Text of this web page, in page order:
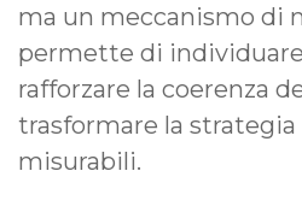
ma un meccanismo di
permette di
rafforzare la coerenza
trasformare la
misurabili.